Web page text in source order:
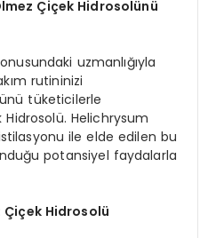
Çiçek Hidrosolünü
uzmanlığıyla
rutininizi
tüketicilerle
Helichrysum
ile elde edilen bu
potansiyel faydalarla
Çiçek Hidrosolü